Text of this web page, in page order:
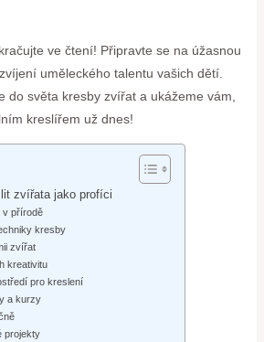
ve čtení! Připravte se na úžasnou
uměleckého talentu vašich dětí.
do světa kresby zvířat a ukážeme vám,
kreslířem už dnes!
zvířata jako profíci
v přírodě
kresby
zvířat
kreativitu
pro kreslení
a kurzy
projekty